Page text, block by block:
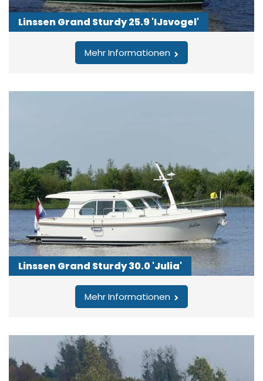
Linssen Grand Sturdy 25.9 'IJsvogel'
Mehr Informationen
Linssen Grand Sturdy 30.0 'Julia'
Mehr Informationen